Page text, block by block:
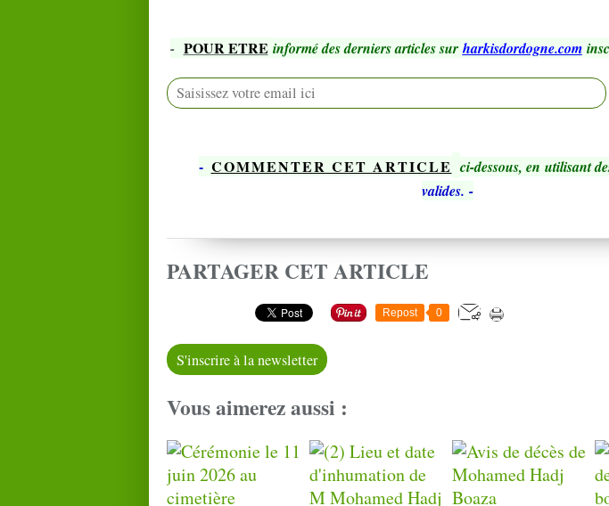
- POUR ETRE informé des derniers articles sur harkisdordogne.com
- COMMENTER CET ARTICLE ci-dessous, en utilisant
valides. -
PARTAGER CET ARTICLE
Repost 0
S'inscrire à la newsletter
Vous aimerez aussi :